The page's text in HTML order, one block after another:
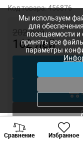
Код товара:456876
202лей
162лей
Сравнение Избранное
Мы используем
для
посещаемости
принять все
параметры